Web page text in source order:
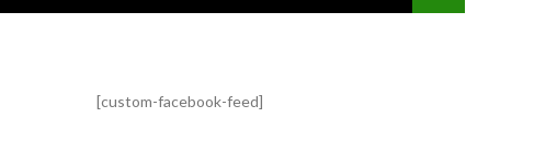
[custom-facebook-feed]